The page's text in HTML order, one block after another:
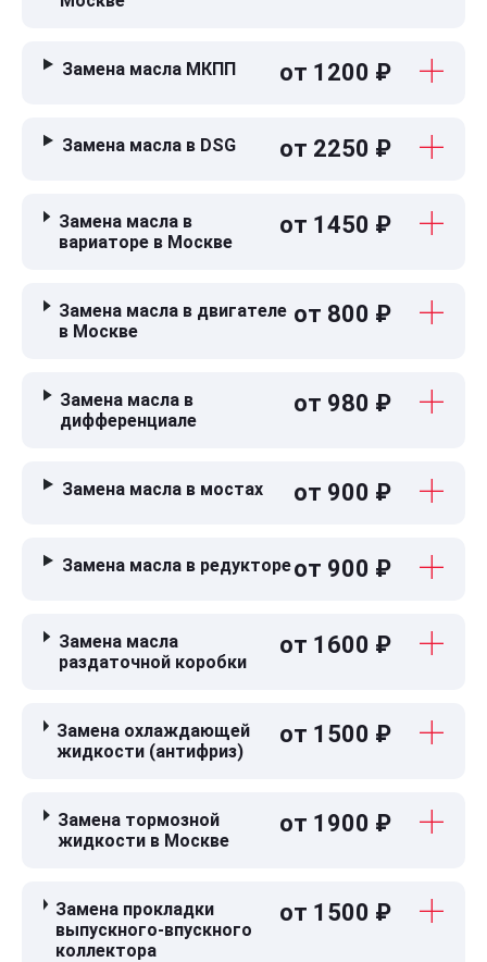
Замена масла МКПП от 1200 ₽
Замена масла в DSG от 2250 ₽
Замена масла в
вариаторе в Москве
от 1450 ₽
Замена масла в двигателе
в Москве
от 800 ₽
Замена масла в
дифференциале
от 980 ₽
Замена масла в мостах от 900 ₽
Замена масла в редуктореот 900 ₽
Замена масла
раздаточной коробки
от 1600 ₽
Замена охлаждающей
жидкости (антифриз)
от 1500 ₽
Замена тормозной
жидкости в Москве
от 1900 ₽
Замена прокладки
выпускного-впускного
коллектора
от 1500 ₽